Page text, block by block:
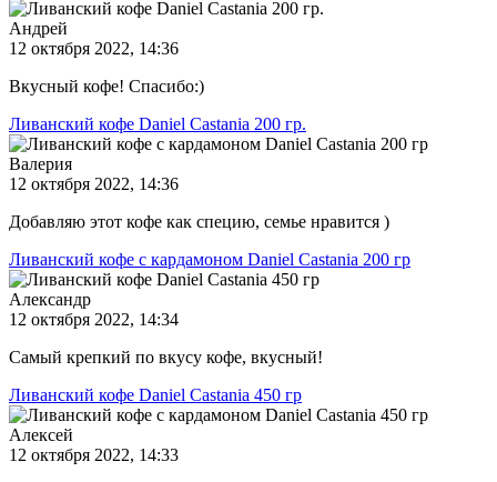
Андрей
12 октября 2022, 14:36
Вкусный кофе! Спасибо:)
Ливанский кофе Daniel Castania 200 гр.
Валерия
12 октября 2022, 14:36
Добавляю этот кофе как специю, семье нравится )
Ливанский кофе с кардамоном Daniel Castania 200 гр
Александр
12 октября 2022, 14:34
Самый крепкий по вкусу кофе, вкусный!
Ливанский кофе Daniel Castania 450 гр
Алексей
12 октября 2022, 14:33